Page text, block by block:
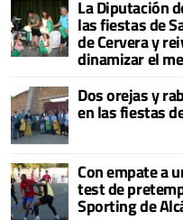
La Diputación
las fiestas de
de Cervera y
dinamizar el
Dos orejas y
en las fiestas
Con empate a
test de
Sporting de